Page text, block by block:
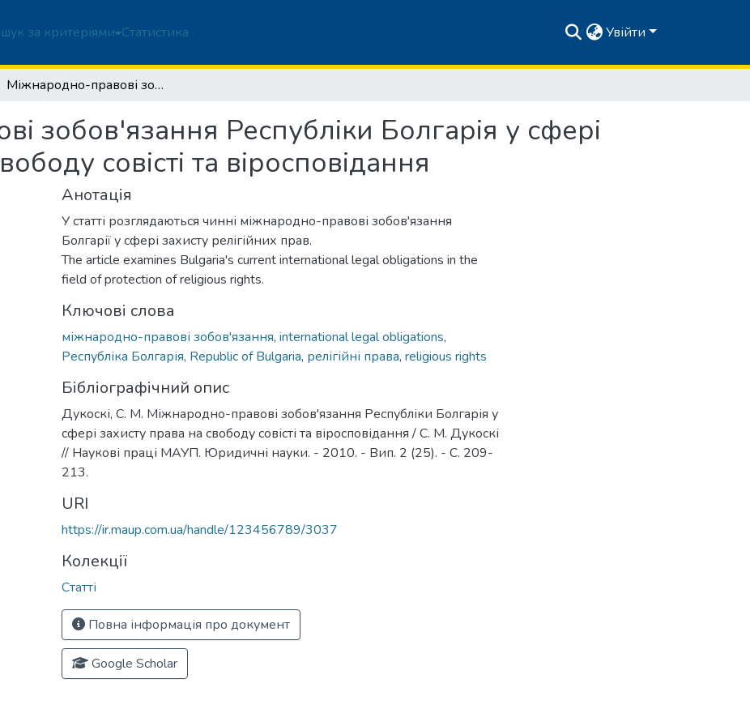
за критеріями Статистика Увійти
Міжнародно-правові зобов'язання Республіки Болгарія у сфері захисту права на свободу совісті та віросповідання
зобов'язання Республіки Болгарія у сфері
совісті та віросповідання
Анотація
У статті розглядаються чинні міжнародно-правові зобов'язання
Болгарії у сфері захисту релігійних прав.
The article examines Bulgaria's current international legal obligations in the
field of protection of religious rights.
Ключові слова
міжнародно-правові зобов'язання, international legal obligations,
Республіка Болгарія, Republic of Bulgaria, релігійні права, religious rights
Бібліографічний опис
Дукоскі, С. М. Міжнародно-правові зобов'язання Республіки Болгарія у
сфері захисту права на свободу совісті та віросповідання / С. М. Дукоскі
// Наукові праці МАУП. Юридичні науки. - 2010. - Вип. 2 (25). - С. 209-
213.
URI
https://ir.maup.com.ua/handle/123456789/3037
Колекції
Статті
Повна інформація про документ
Google Scholar